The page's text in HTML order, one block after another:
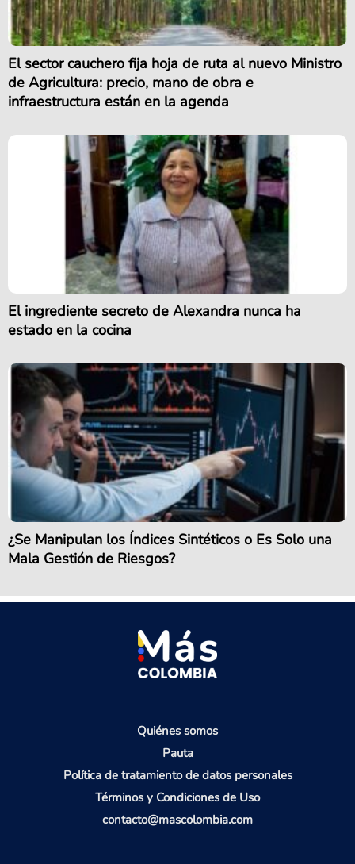
El sector cauchero fija hoja de ruta al nuevo Ministro
de Agricultura: precio, mano de obra e
infraestructura están en la agenda
El ingrediente secreto de Alexandra nunca ha
estado en la cocina
¿Se Manipulan los Índices Sintéticos o Es Solo una
Mala Gestión de Riesgos?
Quiénes somos
Pauta
Política de tratamiento de datos personales
Términos y Condiciones de Uso
contacto@mascolombia.com